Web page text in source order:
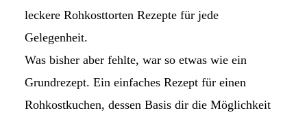
leckere Rohkosttorten Rezepte für jede
Gelegenheit.
Was bisher aber fehlte, war so etwas wie ein
Grundrezept. Ein einfaches Rezept für einen
Rohkostkuchen, dessen Basis dir die Möglichkeit